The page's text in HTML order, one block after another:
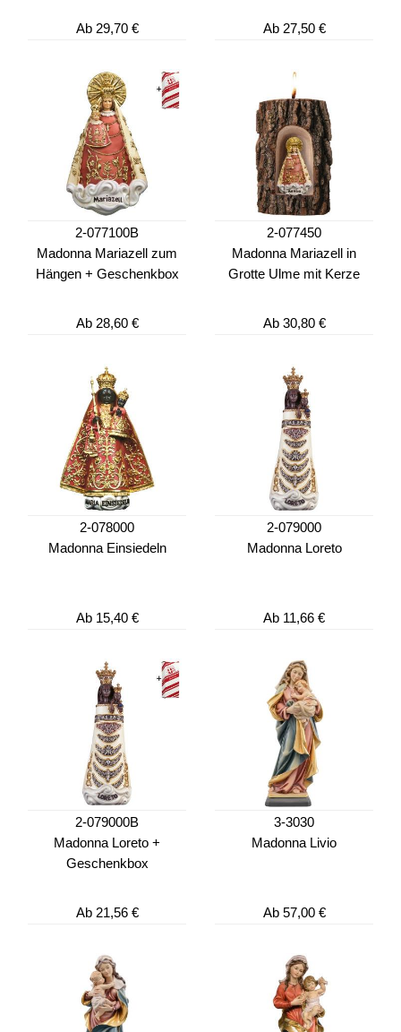
Ab29,70 € Ab27,50 €
2-077100B
Madonna Mariazell zum
Hängen + Geschenkbox
Ab28,60 €
2-077450
Madonna Mariazell in
Grotte Ulme mit Kerze
Ab30,80 €
2-078000
Madonna Einsiedeln
Ab15,40 €
2-079000
Madonna Loreto
Ab 11,66 €
2-079000B
Madonna Loreto +
Geschenkbox
Ab21,56 €
3-3030
Madonna Livio
Ab57,00 €